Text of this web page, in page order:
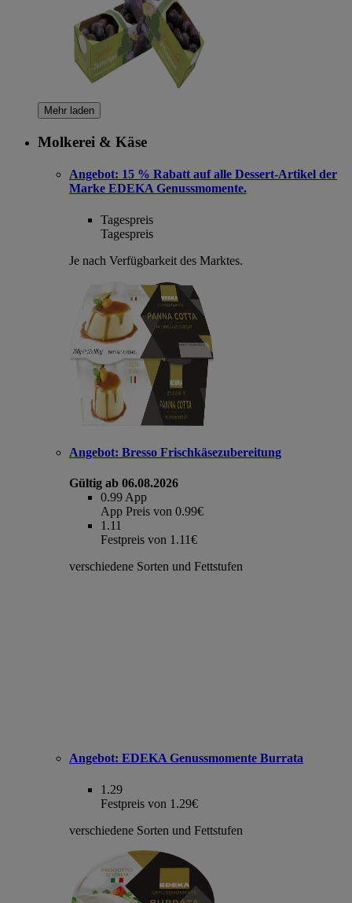
Mehr laden
Molkerei & Käse
Angebot: 15 % Rabatt auf alle Dessert-Artikel der
Marke EDEKA Genussmomente.
Tagespreis
Tagespreis
Je nach Verfügbarkeit des Marktes.
Angebot: Bresso Frischkäsezubereitung
Gültig ab 06.08.2026
0.99 App
App Preis von 0.99€
1.11
Festpreis von 1.11€
verschiedene Sorten und Fettstufen
Angebot: EDEKA Genussmomente Burrata
1.29
Festpreis von 1.29€
verschiedene Sorten und Fettstufen